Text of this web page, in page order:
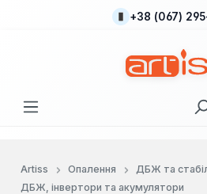
Перейти до основного вмісту
+38 (067)
Artiss Опалення
ДБЖ та
ДБЖ, інвертори та акумулятори